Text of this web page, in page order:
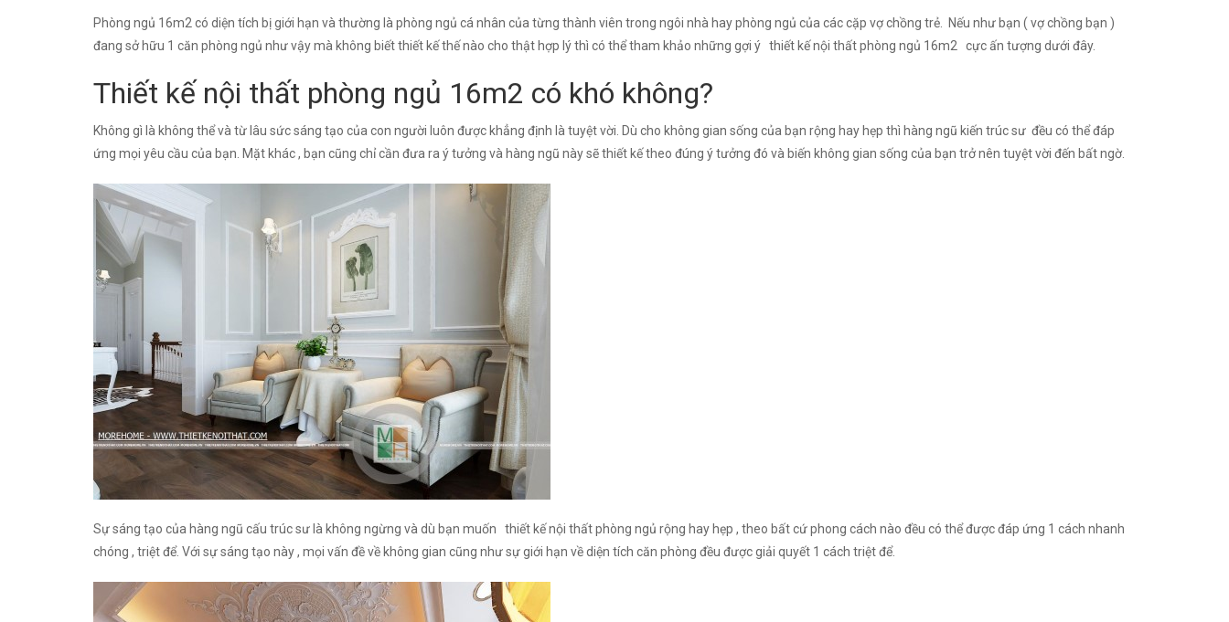
Phòng ngủ 16m2 có diện tích bị giới hạn và thường là phòng ngủ cá nhân của từng thành viên trong ngôi nhà hay phòng ngủ của các cặp vợ chồng trẻ. Nếu như bạn ( vợ chồng bạn )
đang sở hữu 1 căn phòng ngủ như vậy mà không biết thiết kế thế nào cho thật hợp lý thì có thể tham khảo những gợi ý thiết kế nội thất phòng ngủ 16m2 cực ấn tượng dưới đây.
Thiết kế nội thất phòng ngủ 16m2 có khó không?
Không gì là không thể và từ lâu sức sáng tạo của con người luôn được khẳng định là tuyệt vời. Dù cho không gian sống của bạn rộng hay hẹp thì hàng ngũ kiến trúc sư đều có thể đáp
ứng mọi yêu cầu của bạn. Mặt khác , bạn cũng chỉ cần đưa ra ý tưởng và hàng ngũ này sẽ thiết kế theo đúng ý tưởng đó và biến không gian sống của bạn trở nên tuyệt vời đến bất ngờ.
Sự sáng tạo của hàng ngũ cấu trúc sư là không ngừng và dù bạn muốn thiết kế nội thất phòng ngủ rộng hay hẹp , theo bất cứ phong cách nào đều có thể được đáp ứng 1 cách nhanh
chóng , triệt để. Với sự sáng tạo này , mọi vấn đề về không gian cũng như sự giới hạn về diện tích căn phòng đều được giải quyết 1 cách triệt để.